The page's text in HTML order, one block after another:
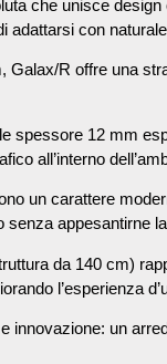
che unisce
adattarsi con
R offre una
spessore 12 mm
all’interno
un carattere
senza appesantirne
da 140 cm)
l’esperienza
innovazione: un